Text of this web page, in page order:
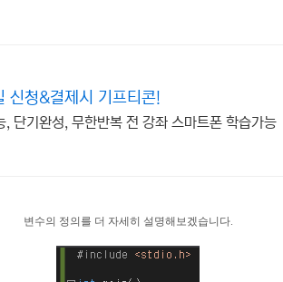
신청&결제시 기프티콘!
단기완성, 무한반복 전 강좌 스마트폰 학습가능
변수의 정의를 더 자세히 설명해보겠습니다.